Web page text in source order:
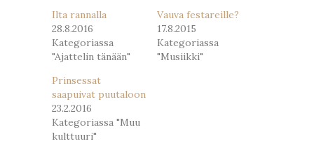
Ilta rannalla
28.8.2016
Kategoriassa
"Ajattelin tänään"
Vauva festareille?
17.8.2015
Kategoriassa
"Musiikki"
Prinsessat
saapuivat puutaloon
23.2.2016
Kategoriassa "Muu
kulttuuri"